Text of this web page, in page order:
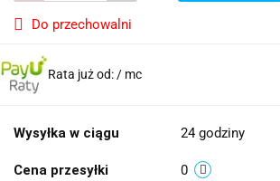
Do przechowalni
Rata już od: / mc
Wysyłka w ciągu 24 godziny
Cena przesyłki 0